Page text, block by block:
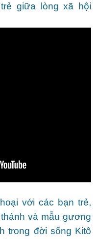
giữa lòng xã hội
với các bạn trẻ,
và mẫu gương
trong đời sống Kitô